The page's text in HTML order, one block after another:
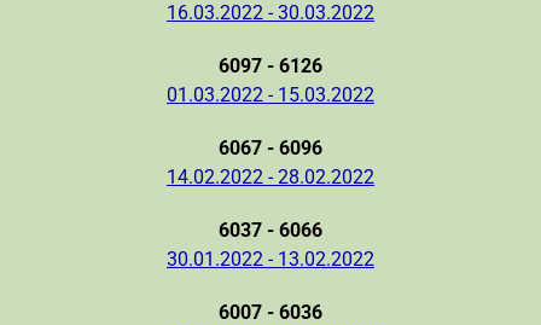
16.03.2022 - 30.03.2022
6097 - 6126
01.03.2022 - 15.03.2022
6067 - 6096
14.02.2022 - 28.02.2022
6037 - 6066
30.01.2022 - 13.02.2022
6007 - 6036